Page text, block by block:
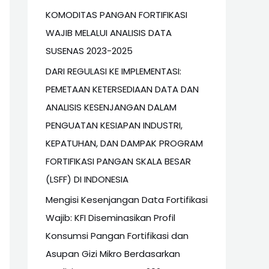
KOMODITAS PANGAN FORTIFIKASI
WAJIB MELALUI ANALISIS DATA
SUSENAS 2023-2025
DARI REGULASI KE IMPLEMENTASI:
PEMETAAN KETERSEDIAAN DATA DAN
ANALISIS KESENJANGAN DALAM
PENGUATAN KESIAPAN INDUSTRI,
KEPATUHAN, DAN DAMPAK PROGRAM
FORTIFIKASI PANGAN SKALA BESAR
(LSFF) DI INDONESIA
Mengisi Kesenjangan Data Fortifikasi
Wajib: KFI Diseminasikan Profil
Konsumsi Pangan Fortifikasi dan
Asupan Gizi Mikro Berdasarkan